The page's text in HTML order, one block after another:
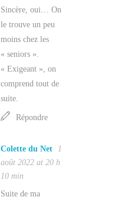
Sincère, oui… On
le trouve un peu
moins chez les
« seniors ».
« Exigeant », on
comprend tout de
suite.
Répondre
Colette du Net
1
août 2022 at 20 h
10 min
Suite de ma